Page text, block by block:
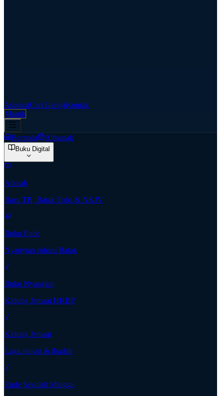
AspirasiCari GerejaKontak
Masuk
Beranda Almanak
Buku Digital
Alkitab
Baca TB, Batak Toba & NKJV
Buku Ende
Nyanyian rohani Batak
Buku Nyanyian
Kidung Jemaat HKBP
Kidung Jemaat
Lagu pujian & ibadah
Ende Sekolah Minggu